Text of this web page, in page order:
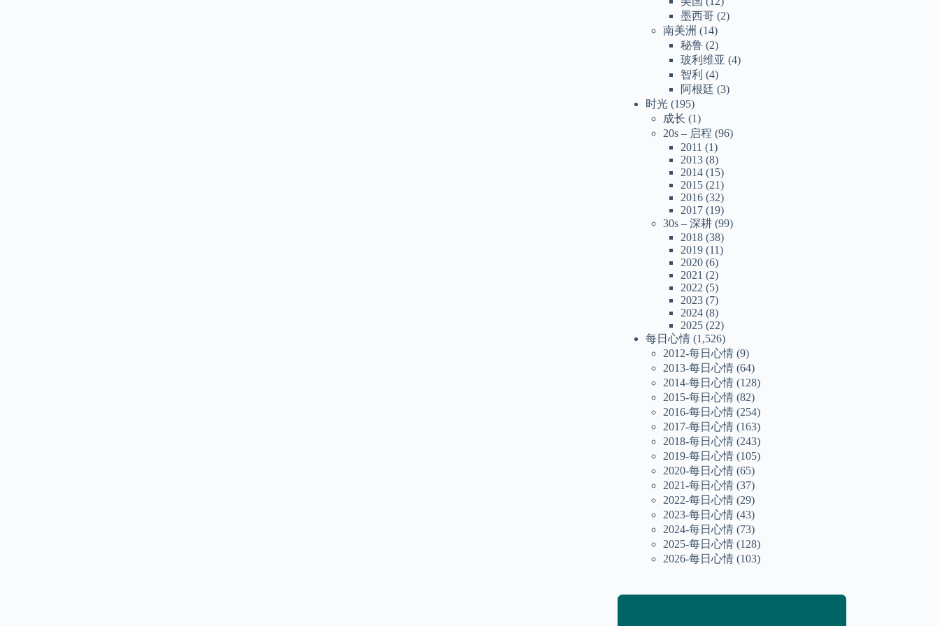
墨西哥 (2)
南美洲 (14)
秘鲁 (2)
玻利维亚 (4)
智利 (4)
阿根廷 (3)
时光 (195)
成长 (1)
20s – 启程 (96)
2011 (1)
2013 (8)
2014 (15)
2015 (21)
2016 (32)
2017 (19)
30s – 深耕 (99)
2018 (38)
2019 (11)
2020 (6)
2021 (2)
2022 (5)
2023 (7)
2024 (8)
2025 (22)
每日心情 (1,526)
2012-每日心情 (9)
2013-每日心情 (64)
2014-每日心情 (128)
2015-每日心情 (82)
2016-每日心情 (254)
2017-每日心情 (163)
2018-每日心情 (243)
2019-每日心情 (105)
2020-每日心情 (65)
2021-每日心情 (37)
2022-每日心情 (29)
2023-每日心情 (43)
2024-每日心情 (73)
2025-每日心情 (128)
2026-每日心情 (103)